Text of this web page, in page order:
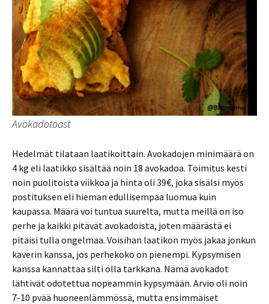
Avokadotoast
Hedelmät tilataan laatikoittain. Avokadojen minimäärä on
4 kg eli laatikko sisältää noin 18 avokadoa. Toimitus kesti
noin puolitoista viikkoa ja hinta oli 39€, joka sisälsi myös
postituksen eli hieman edullisempaa luomua kuin
kaupassa. Määrä voi tuntua suurelta, mutta meillä on iso
perhe ja kaikki pitävät avokadoista, joten määrästä ei
pitäisi tulla ongelmaa. Voisihan laatikon myös jakaa jonkun
kaverin kanssa, jos perhekoko on pienempi. Kypsymisen
kanssa kannattaa silti olla tarkkana. Nämä avokadot
lähtivät odotettua nopeammin kypsymään. Arvio oli noin
7-10 pvää huoneenlämmössä, mutta ensimmäiset